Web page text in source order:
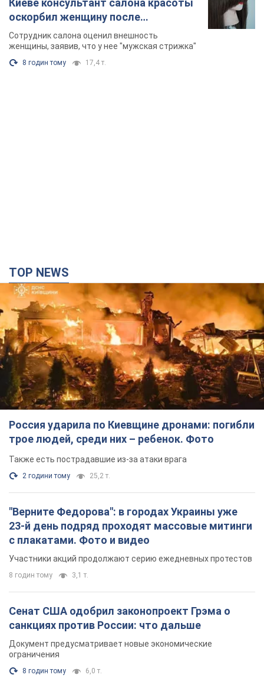
Киеве консультант салона красоты
оскорбил женщину после
химиотерапии, разгорелся скандал.
Фото
Сотрудник салона оценил внешность
женщины, заявив, что у нее "мужская стрижка"
8 годин тому 17,4 т.
TOP NEWS
Россия ударила по Киевщине дронами: погибли
трое людей, среди них – ребенок. Фото
Также есть пострадавшие из-за атаки врага
2 години тому 25,2 т.
"Верните Федорова": в городах Украины уже
23-й день подряд проходят массовые митинги
с плакатами. Фото и видео
Участники акций продолжают серию ежедневных протестов
8 годин тому 3,1 т.
Сенат США одобрил законопроект Грэма о
санкциях против России: что дальше
Документ предусматривает новые экономические
ограничения
8 годин тому 6,0 т.